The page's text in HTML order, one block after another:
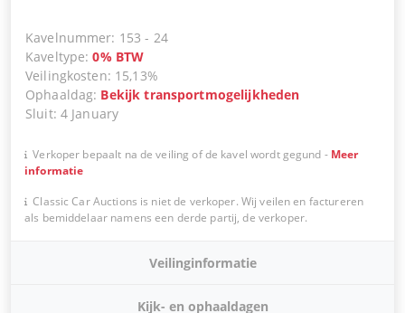
Kavelnummer: 153 - 24
Kaveltype:0% BTW
Veilingkosten: 15,13%
Ophaaldag: Bekijk transportmogelijkheden
Sluit: 4 January
Verkoper bepaalt na de veiling of de kavel wordt gegund - Meer
informatie
Classic Car Auctions is niet de verkoper. Wij veilen en factureren
als bemiddelaar namens een derde partij, de verkoper.
Veilinginformatie
Kijk- en ophaaldagen